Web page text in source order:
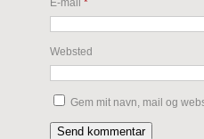
E-mail *
Websted
Gem mit navn, mail og